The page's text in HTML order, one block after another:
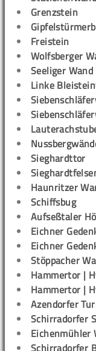
Grenzstein
Freistein
Wolfsberger
Seeliger Wand
Linke
Sieghardttor
Haunritzer
Schiffsbug
Aufseßtaler
Eichner
Eichner
Stöppacher
Hammertor |
Hammertor |
Azendorfer
Schirradorfer
Eichenmühler
Schirradorfer